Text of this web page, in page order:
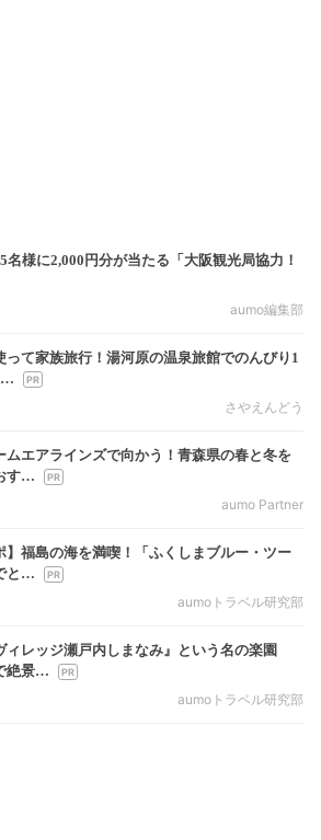
名様に2,000円分が当たる「大阪観光局協力！
aumo編集部
って家族旅行！湯河原の温泉旅館でのんびり1
…
さやえんどう
ムエアラインズで向かう！青森県の春と冬を
す…
aumo Partner
】福島の海を満喫！「ふくしまブルー・ツー
と…
aumoトラベル研究部
ィレッジ瀬戸内しまなみ』という名の楽園
絶景…
aumoトラベル研究部